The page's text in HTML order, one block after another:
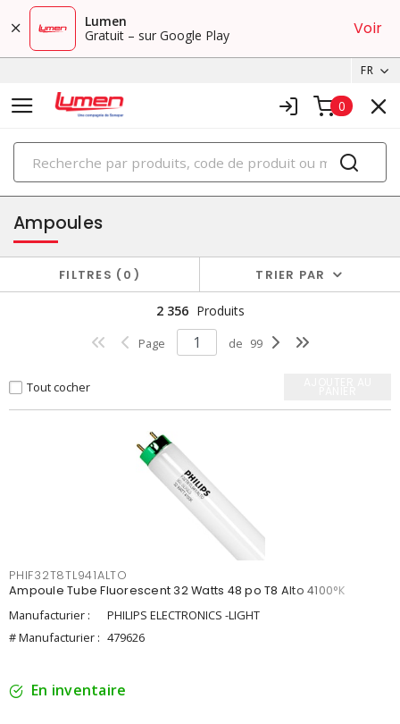
Lumen
Gratuit – sur Google Play
Voir
FR
0
PRODUITS
éclairage
Ampoules
FILTRES 0 TRIER PAR
2 356 Produits
Page de 99
Tout cocher
PHIF32T8TL941ALTO
Ampoule Tube Fluorescent 32 Watts 48 po T8 Alto 4100°K
Manufacturier :
PHILIPS ELECTRONICS -LIGHT
# Manufacturier : 479626
En inventaire